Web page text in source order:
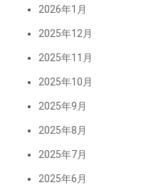
2026年1月
2025年12月
2025年11月
2025年10月
2025年9月
2025年8月
2025年7月
2025年6月